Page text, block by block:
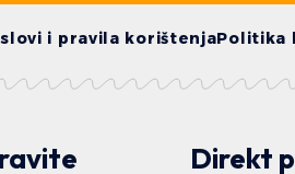
i pravila korištenjaPolitika
Direkt